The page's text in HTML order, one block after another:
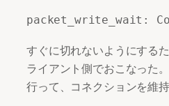
すぐに切れないようにする
ライアント側でおこなった
行って、コネクションを維持